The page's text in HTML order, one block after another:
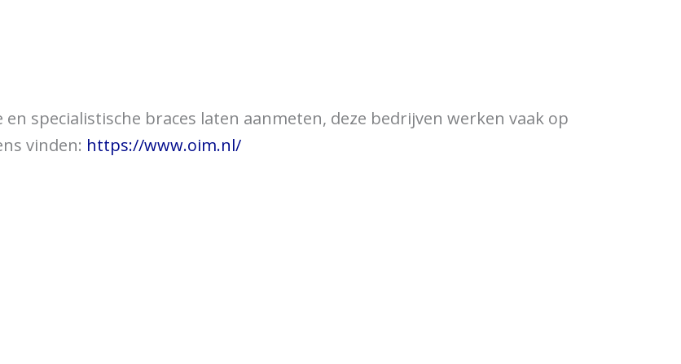
specialistische braces laten aanmeten, deze bedrijven werken vaak op
vinden: https://www.oim.nl/